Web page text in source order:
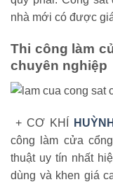
nhà mới có được
Thi công làm
chuyên nghiệp
+ CƠ KHÍ
công làm cửa
thuật uy tín nhất
dùng và khen giá